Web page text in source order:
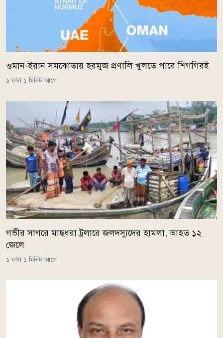
ওমান-ইরান সমঝোতায় হরমুজ প্রণালি খুলতে পারে শিগগিরই
১ ঘন্টা ১ মিনিট আগে
গভীর সাগরে মাছধরা ট্রলারে জলদস্যুদের হামলা, আহত ১২
জেলে
১ ঘন্টা ১ মিনিট আগে